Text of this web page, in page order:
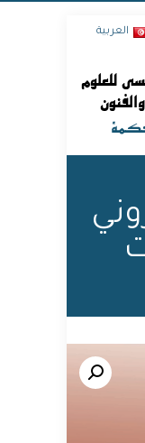
العربية
🔍